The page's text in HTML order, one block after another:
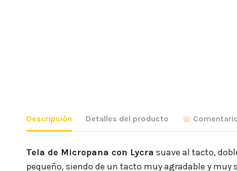
Descripción Detalles del producto
Tela de Micropana con Lycra suave al tacto,
pequeño, siendo de un tacto muy agradable y muy